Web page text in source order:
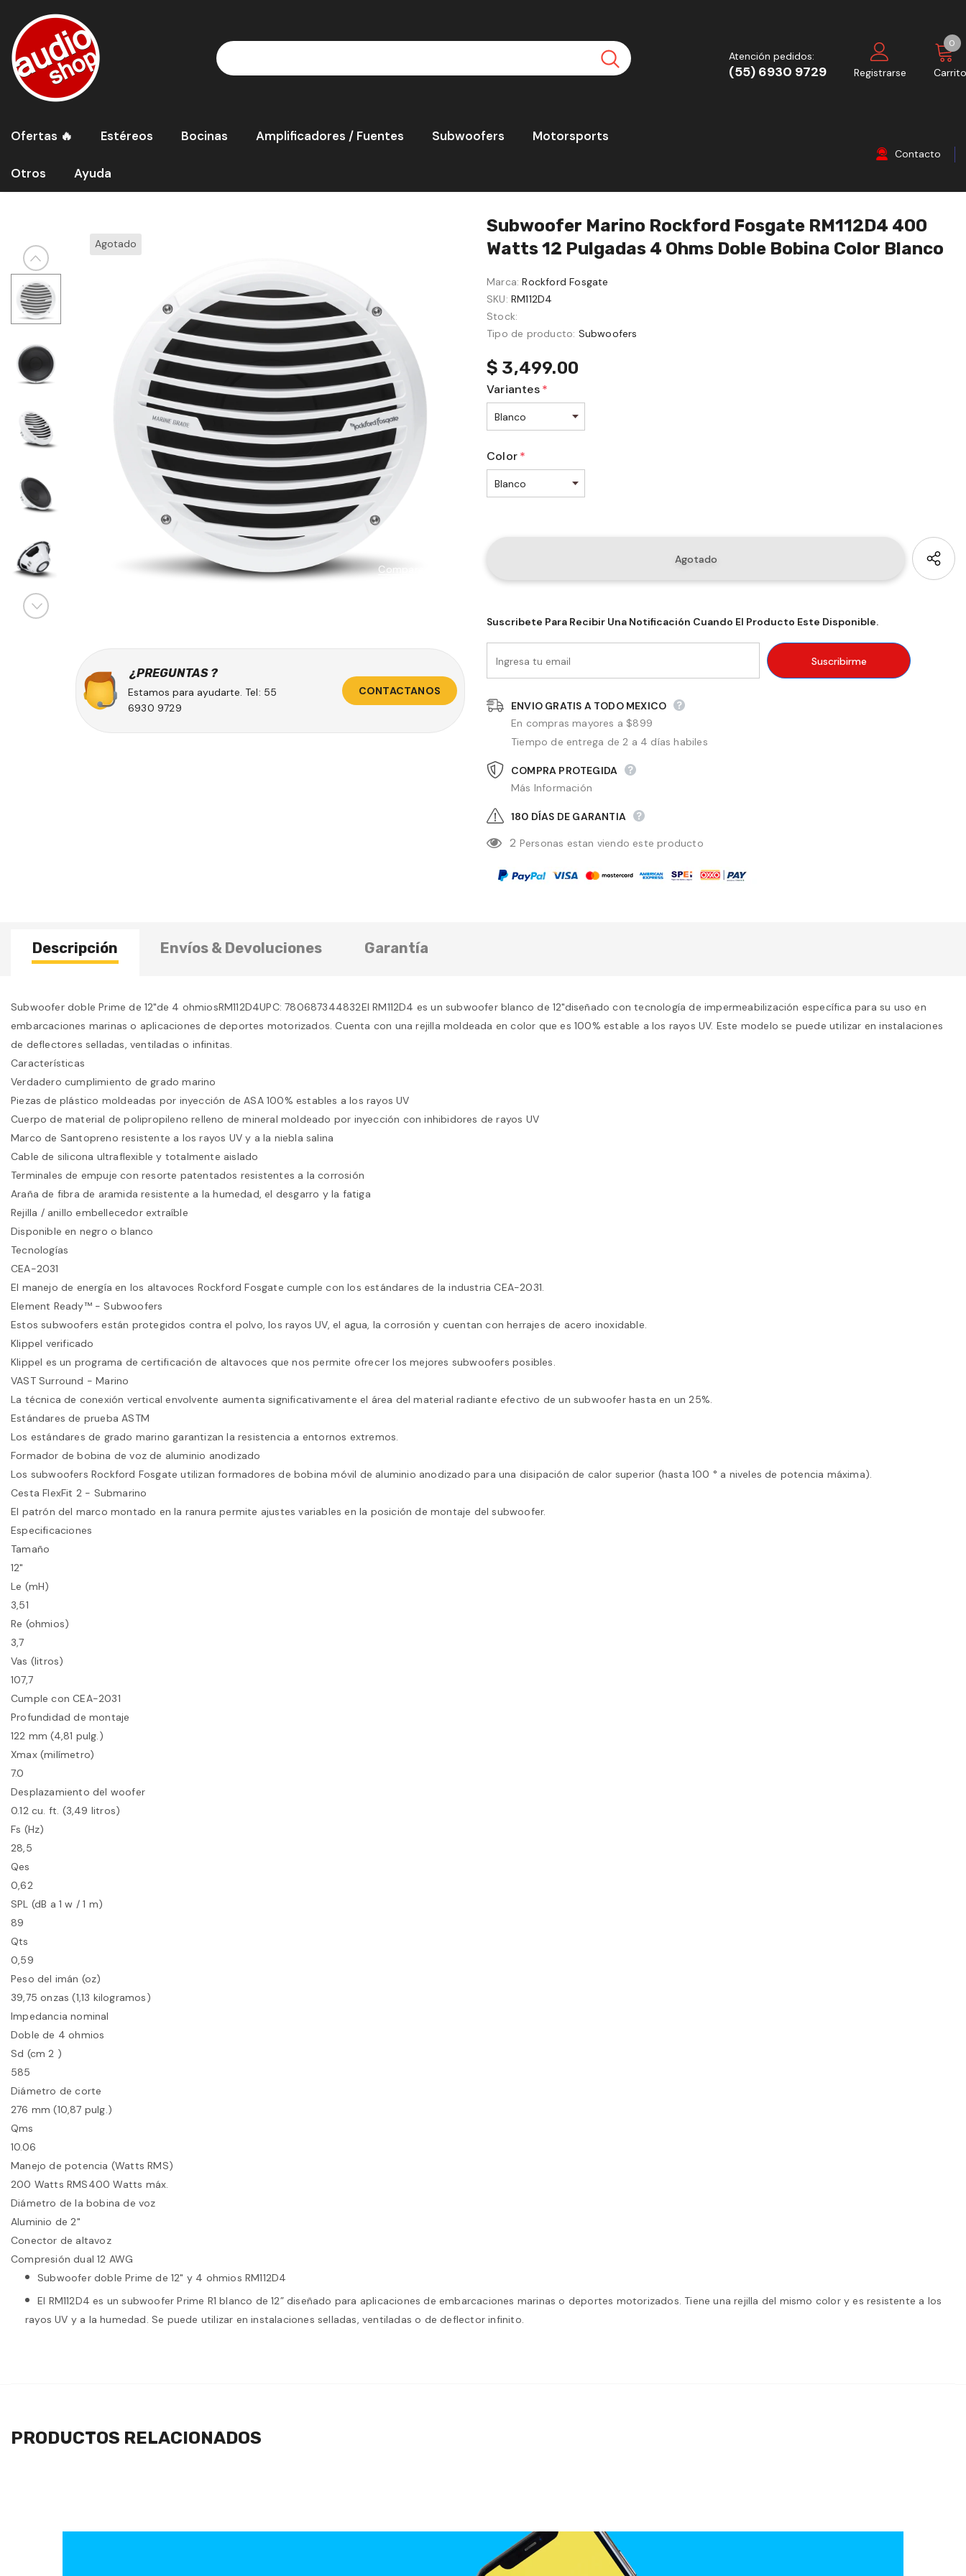
the
Privacy
Policy
Atención pedidos:
(55) 6930 9729 Registrarse
0
Carrito
Ofertas 🔥 Estéreos Bocinas Amplificadores / Fuentes Subwoofers Motorsports
Otros Ayuda
Contacto
Inicio
Subwoofer Marino Rockford Fosgate RM112D4 400 Watts 12 Pulgadas 4 Ohms Doble Bobina Color Blanco
Compare Color
Agotado
¿ PREGUNTAS ?
Estamos para ayudarte. Tel: 55
6930 9729
CONTACTANOS
Subwoofer Marino Rockford Fosgate RM112D4 400
Watts 12 Pulgadas 4 Ohms Doble Bobina Color Blanco
Marca: Rockford Fosgate
SKU: RM112D4
Stock:
Tipo de producto: Subwoofers
$ 3,499.00
Variantes*
Color*
Suscribete Para Recibir Una Notificación Cuando El Producto Este Disponible.
ENVIO GRATIS A TODO MEXICO
En compras mayores a $899
Tiempo de entrega de 2 a 4 días habiles
COMPRA PROTEGIDA
Más Información
180 DÍAS DE GARANTIA
2 Personas estan viendo este producto
Descripción Envíos & Devoluciones Garantía
Subwoofer doble Prime de 12"de 4 ohmiosRM112D4UPC: 780687344832El RM112D4 es un subwoofer blanco de 12"diseñado con tecnología de impermeabilización específica para su uso en
embarcaciones marinas o aplicaciones de deportes motorizados. Cuenta con una rejilla moldeada en color que es 100% estable a los rayos UV. Este modelo se puede utilizar en instalaciones
de deflectores selladas, ventiladas o infinitas.
Características
Verdadero cumplimiento de grado marino
Piezas de plástico moldeadas por inyección de ASA 100% estables a los rayos UV
Cuerpo de material de polipropileno relleno de mineral moldeado por inyección con inhibidores de rayos UV
Marco de Santopreno resistente a los rayos UV y a la niebla salina
Cable de silicona ultraflexible y totalmente aislado
Terminales de empuje con resorte patentados resistentes a la corrosión
Araña de fibra de aramida resistente a la humedad, el desgarro y la fatiga
Rejilla / anillo embellecedor extraíble
Disponible en negro o blanco
Tecnologías
CEA-2031
El manejo de energía en los altavoces Rockford Fosgate cumple con los estándares de la industria CEA-2031.
Element Ready™ - Subwoofers
Estos subwoofers están protegidos contra el polvo, los rayos UV, el agua, la corrosión y cuentan con herrajes de acero inoxidable.
Klippel verificado
Klippel es un programa de certificación de altavoces que nos permite ofrecer los mejores subwoofers posibles.
VAST Surround - Marino
La técnica de conexión vertical envolvente aumenta significativamente el área del material radiante efectivo de un subwoofer hasta en un 25%.
Estándares de prueba ASTM
Los estándares de grado marino garantizan la resistencia a entornos extremos.
Formador de bobina de voz de aluminio anodizado
Los subwoofers Rockford Fosgate utilizan formadores de bobina móvil de aluminio anodizado para una disipación de calor superior (hasta 100 ° a niveles de potencia máxima).
Cesta FlexFit 2 - Submarino
El patrón del marco montado en la ranura permite ajustes variables en la posición de montaje del subwoofer.
Especificaciones
Tamaño
12"
Le (mH)
3,51
Re (ohmios)
3,7
Vas (litros)
107,7
Cumple con CEA-2031
Profundidad de montaje
122 mm (4,81 pulg.)
Xmax (milímetro)
7.0
Desplazamiento del woofer
0.12 cu. ft. (3,49 litros)
Fs (Hz)
28,5
Qes
0,62
SPL (dB a 1 w / 1 m)
89
Qts
0,59
Peso del imán (oz)
39,75 onzas (1,13 kilogramos)
Impedancia nominal
Doble de 4 ohmios
Sd (cm 2 )
585
Diámetro de corte
276 mm (10,87 pulg.)
Qms
10.06
Manejo de potencia (Watts RMS)
200 Watts RMS400 Watts máx.
Diámetro de la bobina de voz
Aluminio de 2"
Conector de altavoz
Compresión dual 12 AWG
Subwoofer doble Prime de 12" y 4 ohmios RM112D4
El RM112D4 es un subwoofer Prime R1 blanco de 12” diseñado para aplicaciones de embarcaciones marinas o deportes motorizados. Tiene una rejilla del mismo color y es resistente a los
rayos UV y a la humedad. Se puede utilizar en instalaciones selladas, ventiladas o de deflector infinito.
PRODUCTOS RELACIONADOS